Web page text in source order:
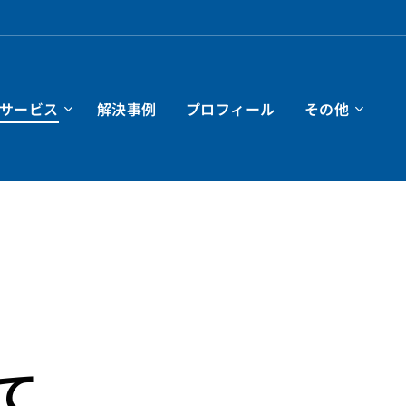
ービス 解決事例 プロフィール その他